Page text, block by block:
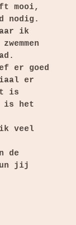
mooi,
nodig.
ik
er goed
er
is
is het
ik veel
de
jij